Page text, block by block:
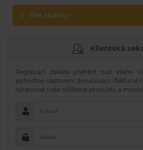
Dle značky
Klientská
Registrací získáte přehled nad všemi
pohodlné nastavení doručovací i
spravovat vaše oblíbené produkty a
E-mail
Heslo